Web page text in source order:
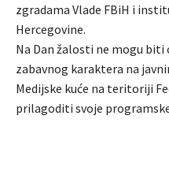
zgradama Vlade FBiH i
Hercegovine.
Na Dan žalosti ne mogu
zabavnog karaktera na
Medijske kuće na teritoriji
prilagoditi svoje